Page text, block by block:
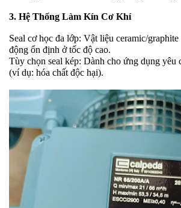
3. Hệ Thống Làm Kín Cơ Khí
Seal cơ học đa lớp: Vật liệu ceramic/
động ổn định ở tốc độ cao.
Tùy chọn seal kép: Dành cho ứng dụng yêu
(ví dụ: hóa chất độc hại).